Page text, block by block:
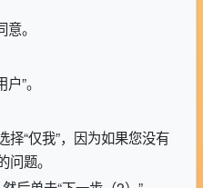
。
”。
“仅我”，因为如果您没有
题。